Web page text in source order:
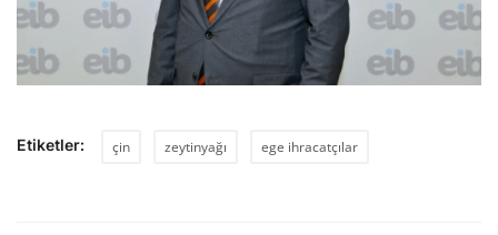
Etiketler: çin zeytinyağı ege ihracatçılar